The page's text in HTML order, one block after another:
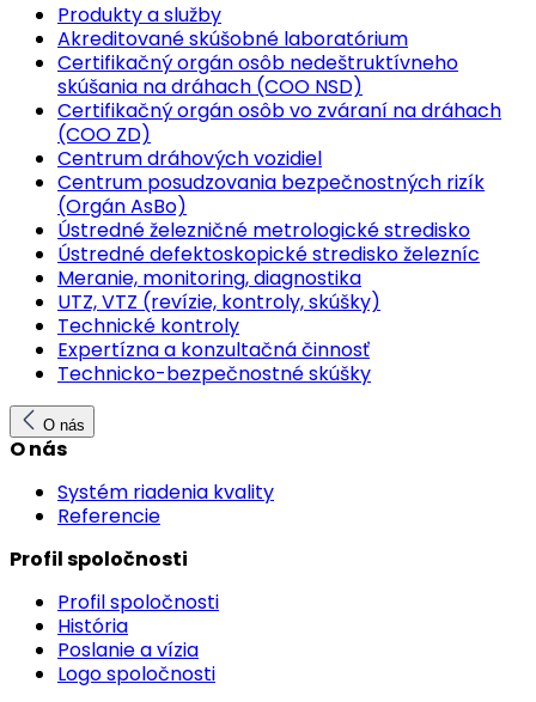
Produkty a služby
Akreditované skúšobné laboratórium
Certifikačný orgán osôb nedeštruktívneho
skúšania na dráhach (COO NSD)
Certifikačný orgán osôb vo zváraní na dráhach
(COO ZD)
Centrum dráhových vozidiel
Centrum posudzovania bezpečnostných rizík
(Orgán AsBo)
Ústredné železničné metrologické stredisko
Ústredné defektoskopické stredisko železníc
Meranie, monitoring, diagnostika
UTZ, VTZ (revízie, kontroly, skúšky)
Technické kontroly
Expertízna a konzultačná činnosť
Technicko-bezpečnostné skúšky
O nás
O nás
Systém riadenia kvality
Referencie
Profil spoločnosti
Profil spoločnosti
História
Poslanie a vízia
Logo spoločnosti